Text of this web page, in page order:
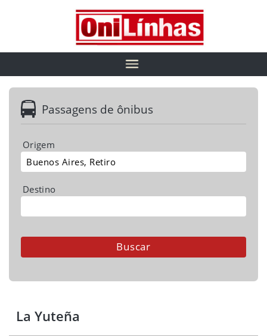
Passagens de ônibus
Origem
Destino
La Yuteña